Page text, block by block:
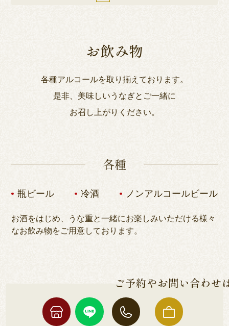
お飲み物
各種アルコールを取り揃えております。
是非、美味しいうなぎとご一緒に
お召し上がりください。
各種
瓶ビール 冷酒 ノンアルコールビール
お酒をはじめ、うな重と一緒にお楽しみいただける様々
なお飲み物をご用意しております。
ご予約やお問い合わせ